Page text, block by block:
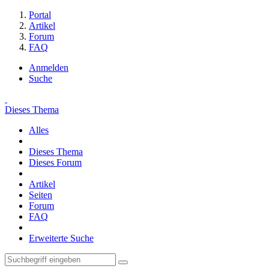
Portal
Artikel
Forum
FAQ
Anmelden
Suche
Dieses Thema
Alles
Dieses Thema
Dieses Forum
Artikel
Seiten
Forum
FAQ
Erweiterte Suche